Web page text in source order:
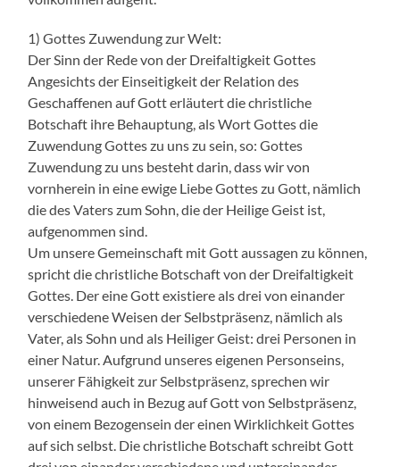
1) Gottes Zuwendung zur Welt:
Der Sinn der Rede von der Dreifaltigkeit Gottes
Angesichts der Einseitigkeit der Relation des
Geschaffenen auf Gott erläutert die christliche
Botschaft ihre Behauptung, als Wort Gottes die
Zuwendung Gottes zu uns zu sein, so: Gottes
Zuwendung zu uns besteht darin, dass wir von
vornherein in eine ewige Liebe Gottes zu Gott, nämlich
die des Vaters zum Sohn, die der Heilige Geist ist,
aufgenommen sind.
Um unsere Gemeinschaft mit Gott aussagen zu können,
spricht die christliche Botschaft von der Dreifaltigkeit
Gottes. Der eine Gott existiere als drei von einander
verschiedene Weisen der Selbstpräsenz, nämlich als
Vater, als Sohn und als Heiliger Geist: drei Personen in
einer Natur. Aufgrund unseres eigenen Personseins,
unserer Fähigkeit zur Selbstpräsenz, sprechen wir
hinweisend auch in Bezug auf Gott von Selbstpräsenz,
von einem Bezogensein der einen Wirklichkeit Gottes
auf sich selbst. Die christliche Botschaft schreibt Gott